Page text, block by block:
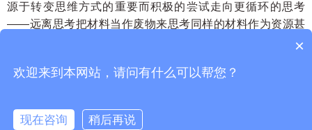
源于转变思维方式的重要而积极的尝试走向更循环的思考
——远离思考把材料当作废物来思考同样的材料作为资源甚
×
欢迎来到本网站，请问有什么可以帮您？
现在咨询 稍后再说